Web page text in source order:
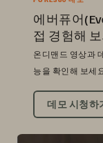
에버퓨어
접 경험해
온디맨드 영상과
능을 확인해 보세
데모 시청하